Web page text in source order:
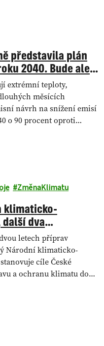
představila plán
2040. Bude ale
extrémní teploty,
měsících
návrh na snížení emisí
o 90 procent oproti…
ZměnaKlimatu
klimaticko-
dva
pod stůl
letech příprav
Národní klimaticko-
cíle České
a ochranu klimatu do